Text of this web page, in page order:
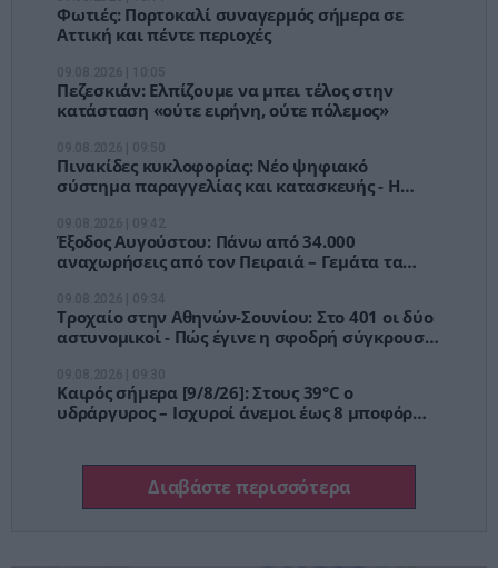
Φωτιές: Πορτοκαλί συναγερμός σήμερα σε
Αττική και πέντε περιοχές
Πεζεσκιάν: Ελπίζουμε να μπει τέλος στην
κατάσταση «ούτε ειρήνη, ούτε πόλεμος»
Πινακίδες κυκλοφορίας: Νέο ψηφιακό
σύστημα παραγγελίας και κατασκευής - Η
Έξοδος Αυγούστου: Πάνω από 34.000
αναχωρήσεις από τον Πειραιά – Γεμάτα τα
Τροχαίο στην Αθηνών-Σουνίου: Στο 401 οι δύο
αστυνομικοί - Πώς έγινε η σφοδρή σύγκρουση
Καιρός σήμερα [9/8/26]: Στους 39°C ο
υδράργυρος – Ισχυροί άνεμοι έως 8 μποφόρ
Διαβάστε περισσότερα